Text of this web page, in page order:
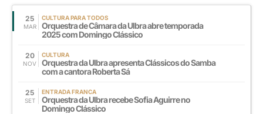
25
MAR
CULTURA PARA TODOS
Orquestra de Câmara da Ulbra abre temporada
2025 com Domingo Clássico
20
NOV
CULTURA
Orquestra da Ulbra apresenta Clássicos do Samba
com a cantora Roberta Sá
25
SET
ENTRADA FRANCA
Orquestra da Ulbra recebe Sofia Aguirre no
Domingo Clássico